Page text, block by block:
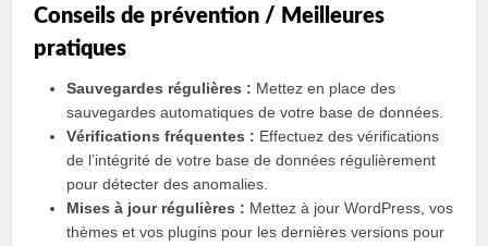
Conseils de prévention / Meilleures
pratiques
Sauvegardes régulières : Mettez en place des
sauvegardes automatiques de votre base de données.
Vérifications fréquentes : Effectuez des vérifications
de l’intégrité de votre base de données régulièrement
pour détecter des anomalies.
Mises à jour régulières : Mettez à jour WordPress, vos
thèmes et vos plugins pour les dernières versions pour